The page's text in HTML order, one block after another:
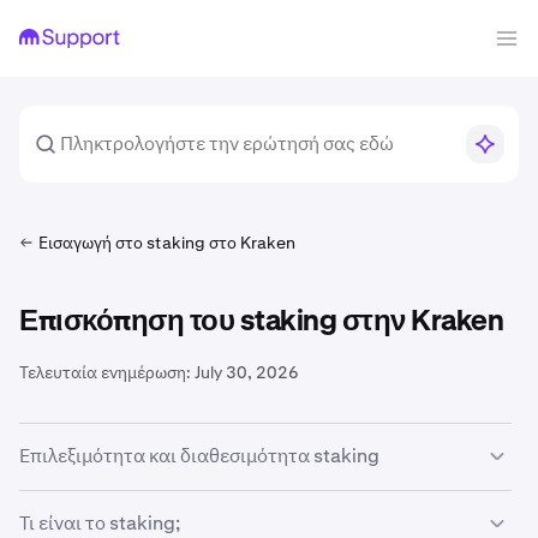
Εισαγωγή στο staking στο Kraken
Επισκόπηση του staking στην Kraken
Τελευταία ενημέρωση: July 30, 2026
Επιλεξιμότητα και διαθεσιμότητα staking
Για να συμμετάσχετε στο
Τι είναι το staking;